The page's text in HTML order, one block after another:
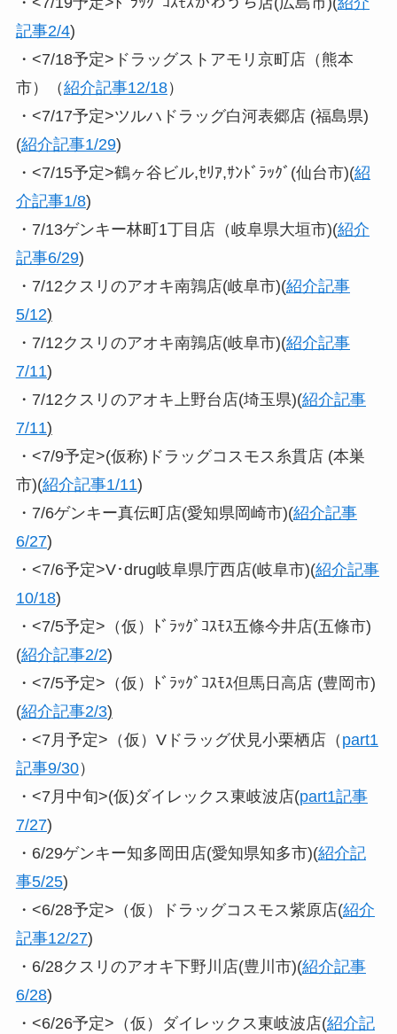
記事2/4)
・<7/18予定>ドラッグストアモリ京町店（熊本
市）（紹介記事12/18）
・<7/17予定>ツルハドラッグ白河表郷店 (福島県)
(紹介記事1/29)
・<7/15予定>鶴ヶ谷ビル,ｾﾘｱ,ｻﾝﾄﾞﾗｯｸﾞ(仙台市)(紹
介記事1/8)
・7/13ゲンキー林町1丁目店（岐阜県大垣市)(紹介
記事6/29)
・7/12クスリのアオキ南鶉店(岐阜市)(紹介記事
5/12)
・7/12クスリのアオキ南鶉店(岐阜市)(紹介記事
7/11)
・7/12クスリのアオキ上野台店(埼玉県)(紹介記事
7/11)
・<7/9予定>(仮称)ドラッグコスモス糸貫店 (本巣
市)(紹介記事1/11)
・7/6ゲンキー真伝町店(愛知県岡崎市)(紹介記事
6/27)
・<7/6予定>V･drug岐阜県庁西店(岐阜市)(紹介記事
10/18)
・<7/5予定>（仮）ﾄﾞﾗｯｸﾞｺｽﾓｽ五條今井店(五條市)
(紹介記事2/2)
・<7/5予定>（仮）ﾄﾞﾗｯｸﾞｺｽﾓｽ但馬日高店 (豊岡市)
(紹介記事2/3)
・<7月予定>（仮）Vドラッグ伏見小栗栖店（ part1
記事9/30）
・<7月中旬>(仮)ダイレックス東岐波店(part1記事
7/27)
・6/29ゲンキー知多岡田店(愛知県知多市)(紹介記
事5/25)
・<6/28予定>（仮）ドラッグコスモス紫原店(紹介
記事12/27)
・6/28クスリのアオキ下野川店(豊川市)(紹介記事
6/28)
・<6/26予定>（仮）ダイレックス東岐波店(紹介記